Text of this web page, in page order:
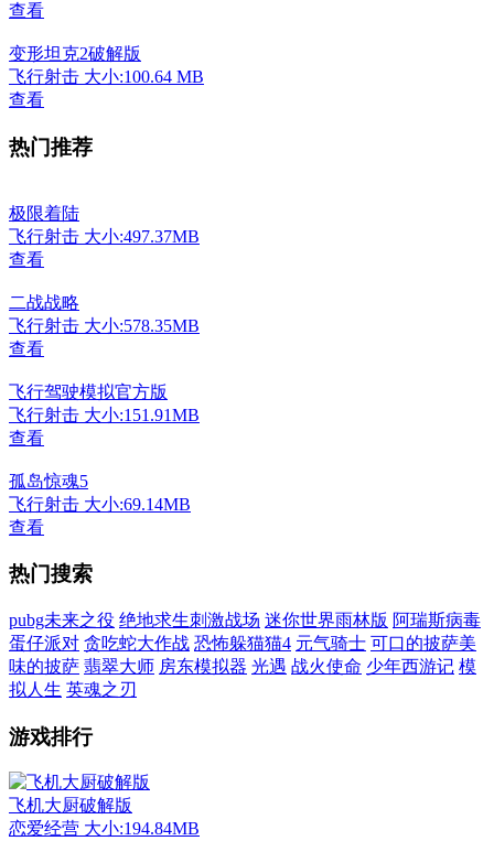
查看
变形坦克2破解版
飞行射击 大小:100.64 MB
查看
热门推荐
极限着陆
飞行射击 大小:497.37MB
查看
二战战略
飞行射击 大小:578.35MB
查看
飞行驾驶模拟官方版
飞行射击 大小:151.91MB
查看
孤岛惊魂5
飞行射击 大小:69.14MB
查看
热门搜索
pubg未来之役 绝地求生刺激战场 迷你世界雨林版 阿瑞斯病毒
蛋仔派对 贪吃蛇大作战 恐怖躲猫猫4 元气骑士 可口的披萨美
味的披萨 翡翠大师 房东模拟器 光遇 战火使命 少年西游记 模
拟人生 英魂之刃
游戏排行
飞机大厨破解版
恋爱经营 大小:194.84MB